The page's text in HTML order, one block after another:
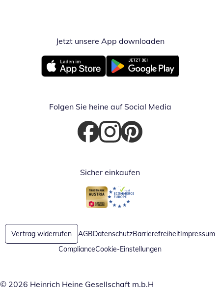
Jetzt unsere App downloadenÖffnet in
Öffnet in neuem FensterÖffnet in neuem Fenster
Folgen Sie heine auf Social Media
Öffnet in neuem Fenster
Öffnet in neuem Fenster
Öffnet in neuem Fenster
Sicher einkaufen
Öffnet in neuem Fenster
Öffnet in neuem Fenster
Vertrag widerrufen AGBDatenschutzBarrierefreiheitImpressum
ComplianceCookie-Einstellungen
© 2026 Heinrich Heine Gesellschaft m.b.H